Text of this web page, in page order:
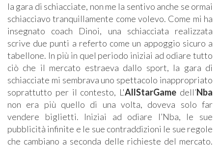
la gara di schiacciate, non me la sentivo anche se ormai
schiacciavo tranquillamente come volevo. Come mi ha
insegnato coach Dinoi, una schiacciata realizzata
scrive due punti a referto come un appoggio sicuro a
tabellone. In più in quel periodo iniziai ad odiare tutto
ciò che il mercato estraeva dallo sport, la gara di
schiacciate mi sembrava uno spettacolo inappropriato
soprattutto per il contesto, L'AllStarGame dell’Nba
non era più quello di una volta, doveva solo far
vendere biglietti. Iniziai ad odiare l’Nba, le sue
pubblicità infinite e le sue contraddizioni le sue regole
che cambiano a seconda delle richieste del mercato.